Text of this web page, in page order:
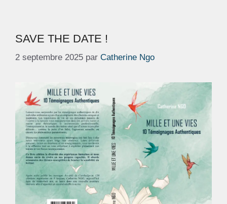
SAVE THE DATE !
2 septembre 2025 par Catherine Ngo